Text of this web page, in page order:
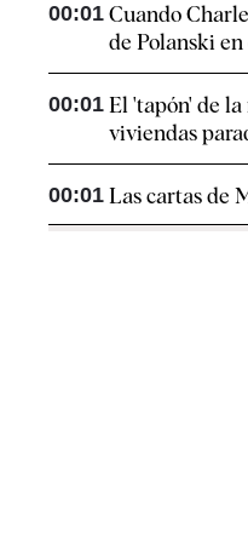
00:01 Cuando
de Polanski en
00:01 El 'tapón' de
viviendas
00:01 Las cartas de